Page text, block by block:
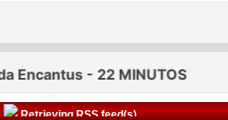
Retrieving RSS feed(s)